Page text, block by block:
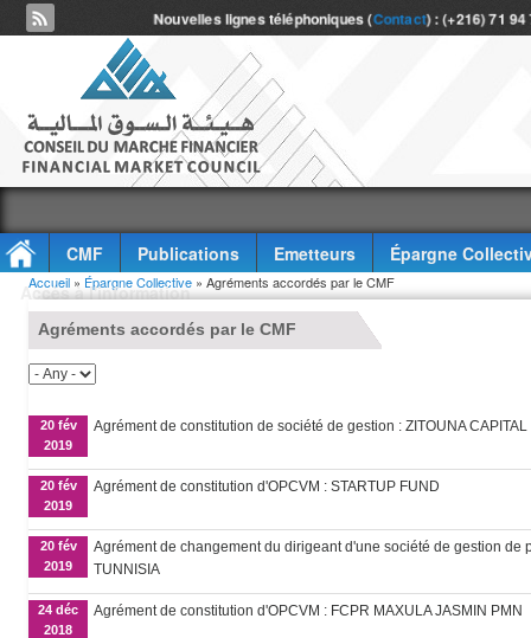
Nouvelles lignes téléphoniques (Contact) : (+216) 71
CMF Publications Emetteurs
Épargne
Accès à l'information
Vous êtes ici
Accueil » Épargne Collective » Agréments accordés par le CMF
Agréments accordés par le CMF
20 fév
2019
Agrément de constitution de société de gestion : ZITOUNA CAPITAL
20 fév
2019
Agrément de constitution d'OPCVM : STARTUP FUND
20 fév
2019
Agrément de changement du dirigeant d'une société de gestion
TUNNISIA
24 déc
2018
Agrément de constitution d'OPCVM : FCPR MAXULA JASMIN PMN